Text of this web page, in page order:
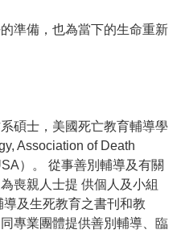
準備，也為當下的生命重新
碩士，美國死亡教育輔導學
Association of Death
）。 從事善別輔導及有關
喪親人士提 供個人及小組
及生死教育之書刊和教
專業團體提供善別輔導、臨